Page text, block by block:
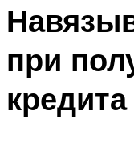
при
кредита